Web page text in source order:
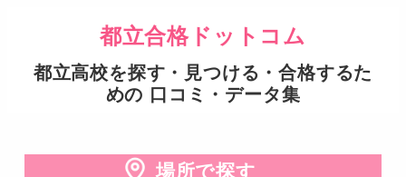
都立合格ドットコム
都立高校を探す・見つける・合格するた
めの 口コミ・データ集
場所で探す